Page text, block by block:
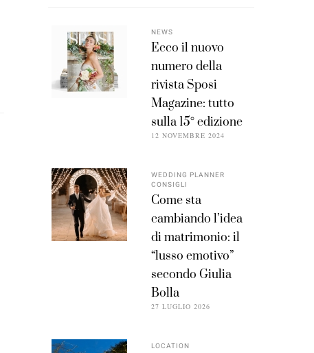
NEWS
Ecco il nuovo
numero della
rivista Sposi
Magazine: tutto
sulla 15° edizione
12 NOVEMBRE 2024
WEDDING PLANNER
CONSIGLI
Come sta
cambiando l’idea
di matrimonio: il
“lusso emotivo”
secondo Giulia
Bolla
27 LUGLIO 2026
LOCATION